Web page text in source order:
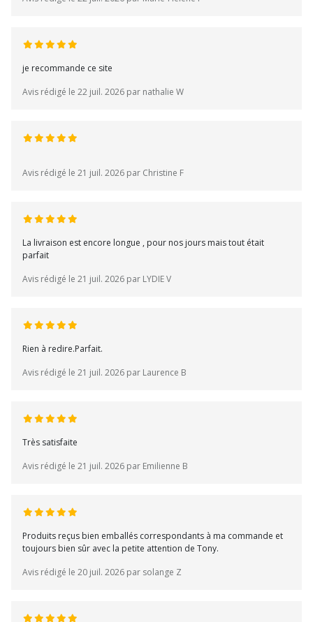
je recommande ce site
Avis rédigé le 22 juil. 2026 par nathalie W
Avis rédigé le 21 juil. 2026 par Christine F
La livraison est encore longue , pour nos jours mais tout était
parfait
Avis rédigé le 21 juil. 2026 par LYDIE V
Rien à redire.Parfait.
Avis rédigé le 21 juil. 2026 par Laurence B
Très satisfaite
Avis rédigé le 21 juil. 2026 par Emilienne B
Produits reçus bien emballés correspondants à ma commande et
toujours bien sûr avec la petite attention de Tony.
Avis rédigé le 20 juil. 2026 par solange Z